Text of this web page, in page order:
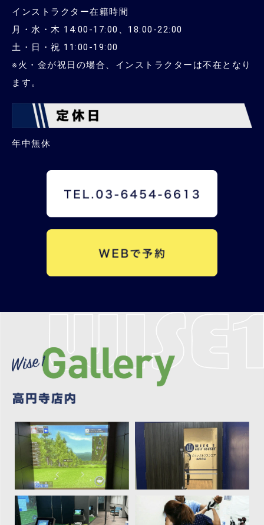
インストラクター在籍時間
月・水・木 14:00-17:00、18:00-22:00
土・日・祝 11:00-19:00
※火・金が祝日の場合、インストラクターは不在となり
ます。
年中無休